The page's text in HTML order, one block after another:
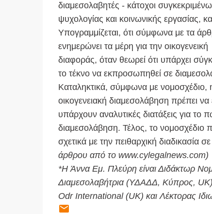
διαμεσολαβητές - κάτοχοι
ψυχολογίας και κοινωνικής εργασίας,
Υπογραμμίζεται, ότι σύμφωνα με τα
ενημερώνει τα μέρη για την
διαφοράς, όταν θεωρεί ότι υπάρχει
το τέκνο να εκπροσωπηθεί σε
Καταληκτικά, σύμφωνα με
οικογενειακή διαμεσολάβηση πρέπει
υπάρχουν αναλυτικές διατάξεις για το
διαμεσολάβηση. Τέλος, το νομοσχέδιο
σχετικά με την πειθαρχική διαδικασία
άρθρου από το www.cylegalnews.com)
*H Άννα Εμ. Πλεύρη είναι Διδάκτωρ
Διαμεσολαβήτρια (ΥΔΑΔΔ, Κύπρος,
Odr International (UK) και Λέκτορας